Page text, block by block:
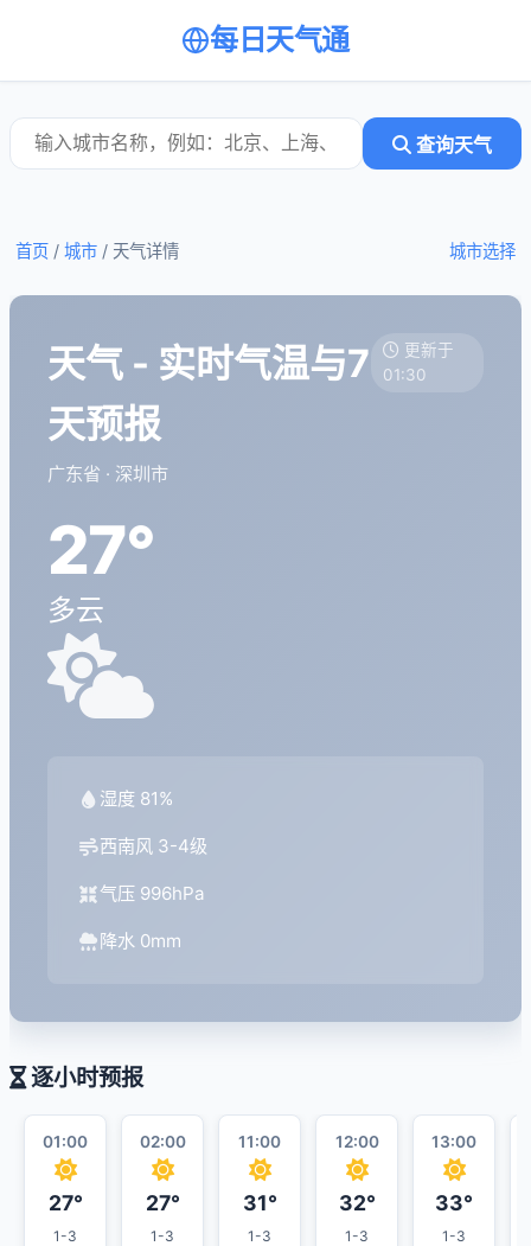
每日天气通
查询天气
城市选择
首页 / 城市 / 天气详情
天气 - 实时气温与7
天预报
广东省 · 深圳市
更新于
01:30
27°
多云
湿度 81%
西南风 3-4级
气压 996hPa
降水 0mm
逐小时预报
01:00
27°
1-3
02:00
27°
1-3
11:00
31°
1-3
12:00
32°
1-3
13:00
33°
1-3